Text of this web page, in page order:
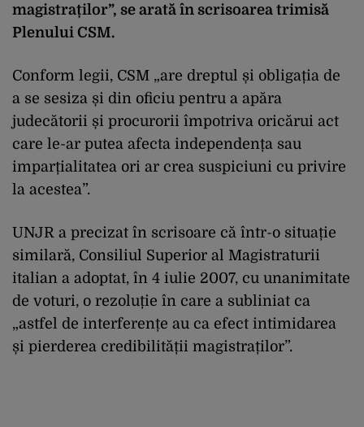
magistraților”, se arată în scrisoarea trimisă
Plenului CSM.
Conform legii, CSM „are dreptul și obligația de
a se sesiza și din oficiu pentru a apăra
judecătorii și procurorii împotriva oricărui act
care le-ar putea afecta independența sau
imparțialitatea ori ar crea suspiciuni cu privire
la acestea”.
UNJR a precizat în scrisoare că într-o situație
similară, Consiliul Superior al Magistraturii
italian a adoptat, în 4 iulie 2007, cu unanimitate
de voturi, o rezoluție în care a subliniat ca
„astfel de interferențe au ca efect intimidarea
și pierderea credibilității magistraților”.